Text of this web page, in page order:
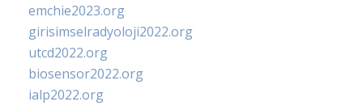
emchie2023.org
girisimselradyoloji2022.org
utcd2022.org
biosensor2022.org
ialp2022.org